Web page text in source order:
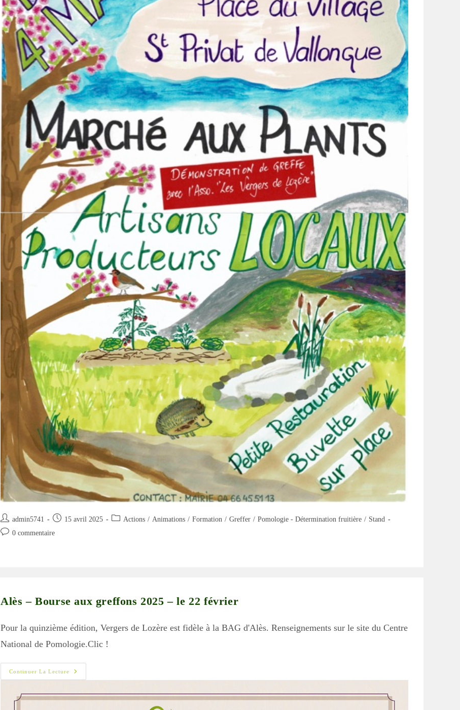
Auteur/autrice
de
admin5741
Publication
15 avril 2025
Post Actions / Animations / Formation / Greffer / Pomologie - Détermination fruitière / Stand
Commentaires
0 commentaire
Alès – Bourse aux greffons 2025 – le 22 février
Pour la quinzième édition, Vergers de Lozère est fidèle à la BAG d'Alès. Renseignements sur le site du Centre
National de Pomologie.Clic !
Continuer La Lecture
Alès
–
Aux
Greffons